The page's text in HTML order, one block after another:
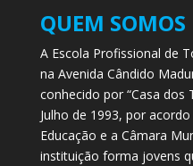
QUEM SOMOS
A Escola Profissional de
na Avenida Cândido
conhecido por “Casa dos
Julho de 1993, por
Educação e a Câmara
instituição forma jovens